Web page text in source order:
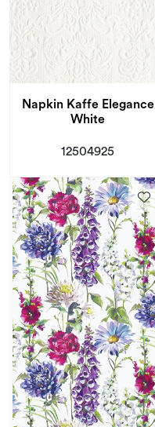
Napkin Kaffe Elegance
White
12504925